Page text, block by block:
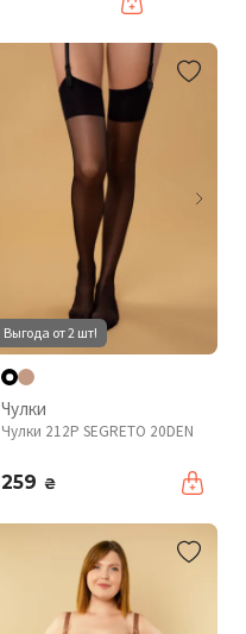
Выгода от 2 шт!
Чулки
Чулки 212P SEGRETO 20DEN
259 ₴